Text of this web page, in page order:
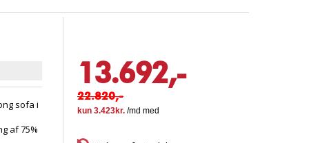
sofa i
af 75%
13.692,-
22.820,-